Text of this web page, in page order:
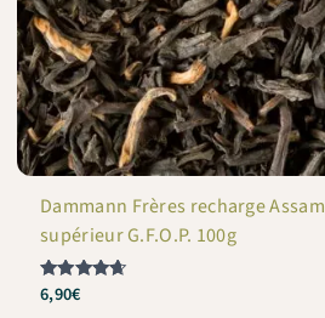
Dammann Frères recharge Assam
supérieur G.F.O.P. 100g
Note
4.5
6,90€